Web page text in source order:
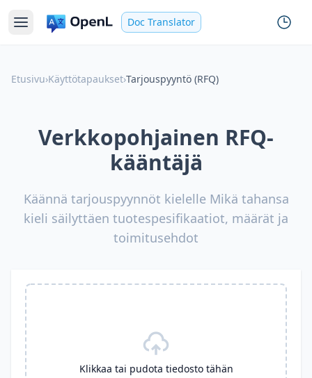
Doc Translator
Etusivu›Käyttötapaukset›Tarjouspyyntö (RFQ)
Verkkopohjainen RFQ-
kääntäjä
Käännä tarjouspyynnöt kielelle Mikä tahansa
kieli säilyttäen tuotespesifikaatiot, määrät ja
toimitusehdot
Klikkaa tai pudota tiedosto tähän